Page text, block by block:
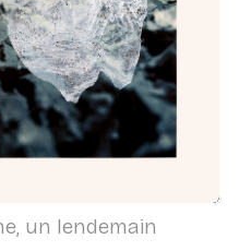
un lendemain